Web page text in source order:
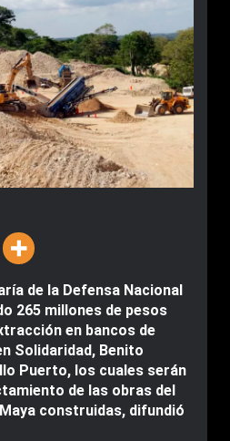
de la Defensa Nacional
265 millones de pesos
en bancos de
Solidaridad, Benito
Puerto, los cuales serán
de las obras del
construidas, difundió